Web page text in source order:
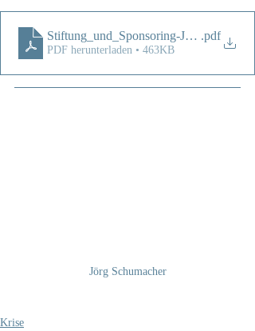
Stiftung_und_Sponsoring- .pdf
PDF herunterladen • 463KB
Jörg Schumacher
Krise